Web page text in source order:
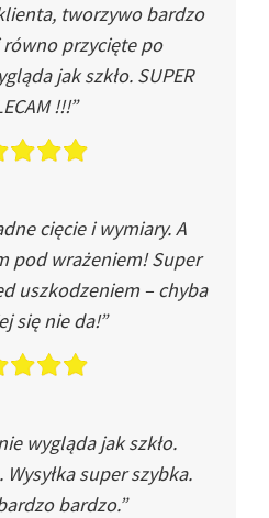
tworzywo bardzo
przycięte po
jak szkło. SUPER
!!!”
cięcie i wymiary. A
pod wrażeniem! Super
uszkodzeniem – chyba
się nie da!”
wygląda jak szkło.
super szybka.
bardzo.”